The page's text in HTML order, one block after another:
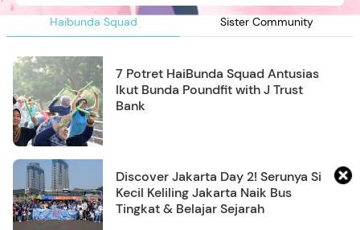
Haibunda Squad Sister Community
7 Potret HaiBunda Squad Antusias
Ikut Bunda Poundfit with J Trust
Bank
Discover Jakarta Day 2! Serunya Si
Kecil Keliling Jakarta Naik Bus
Tingkat & Belajar Sejarah